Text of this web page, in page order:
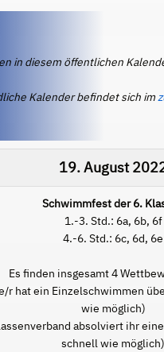
in diesem öffentlichen
Kalender befindet sich im
19. August
Schwimmfest der 6.
1.-3. Std.: 6a, 6b, 6f
4.-6. Std.: 6c, 6d, 6e
Es finden insgesamt 4
r hat ein Einzelschwimmen
wie möglich)
absolviert ihr
schnell wie möglich)